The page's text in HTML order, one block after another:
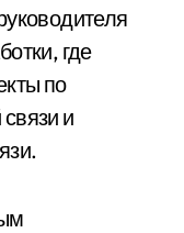
где
по
и